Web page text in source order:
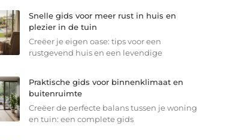
Snelle gids voor meer rust in huis en
plezier in de tuin
Creëer je eigen oase: tips voor een
rustgevend huis en een levendige
Praktische gids voor binnenklimaat en
buitenruimte
Creëer de perfecte balans tussen je woning
en tuin: een complete gids